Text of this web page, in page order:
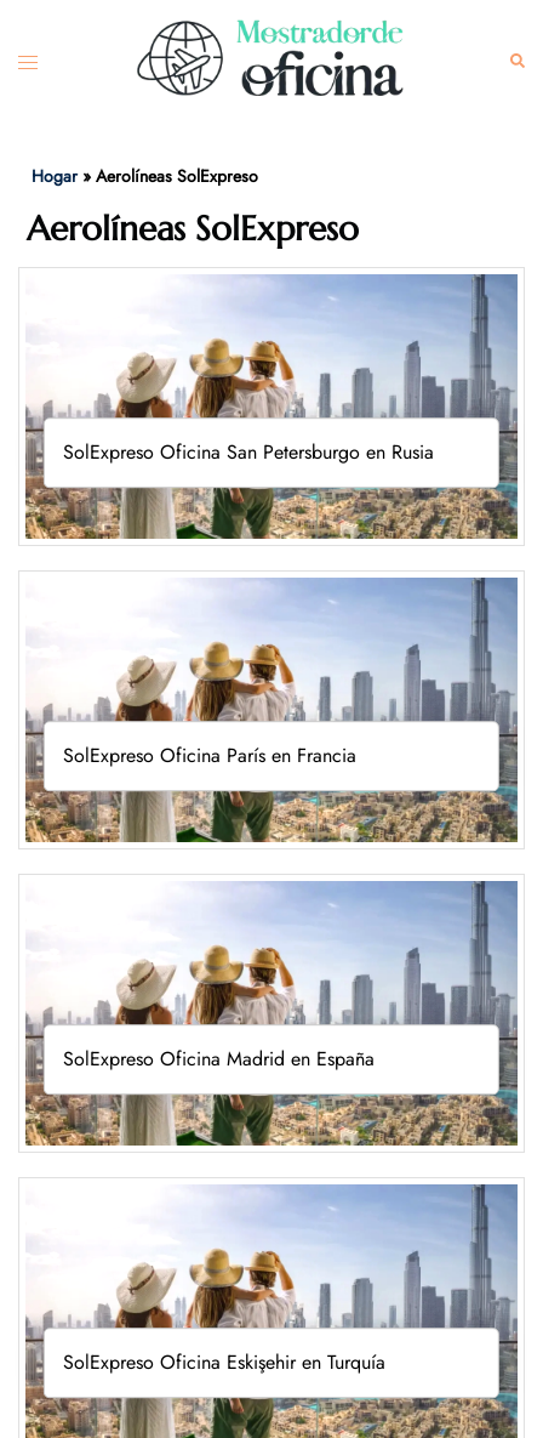
content
Toggle
Hogar»Aerolíneas SolExpreso
Aerolíneas SolExpreso
SolExpreso Oficina San Petersburgo en Rusia
SolExpreso Oficina París en Francia
SolExpreso Oficina Madrid en España
SolExpreso Oficina Eskişehir en Turquía